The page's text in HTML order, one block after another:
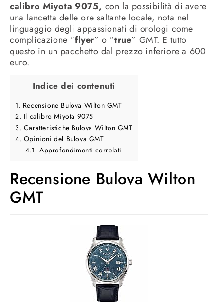
calibro Miyota 9075, con la possibilità di avere
una lancetta delle ore saltante locale, nota nel
linguaggio degli appassionati di orologi come
complicazione “flyer” o “true” GMT. E tutto
questo in un pacchetto dal prezzo inferiore a 600
euro.
Indice dei contenuti
1. Recensione Bulova Wilton GMT
2. Il calibro Miyota 9075
3. Caratteristiche Bulova Wilton GMT
4. Opinioni del Bulova GMT
4.1. Approfondimenti correlati
Recensione Bulova Wilton
GMT